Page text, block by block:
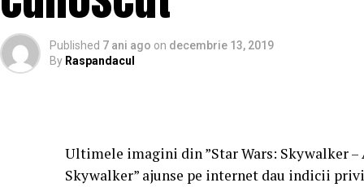
Published 7 ani ago on decembrie 13, 2019
By Raspandacul
Ultimele imagini din ”Star Wars: Skywalker –
Skywalker” ajunse pe internet dau indicii